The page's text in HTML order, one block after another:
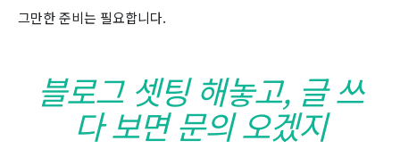
그만한 준비는 필요합니다.
블로그 셋팅 해놓고, 글 쓰
다 보면 문의 오겠지